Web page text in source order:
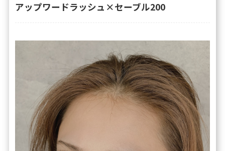
アップワードラッシュ×セーブル200